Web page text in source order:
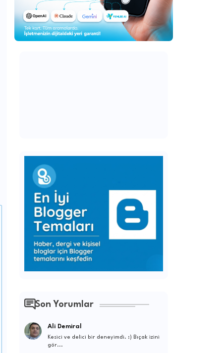
Son Yorumlar
Ali Demiral
Kesici ve delici bir deneyimdi. :) Bıçak izini
gör...